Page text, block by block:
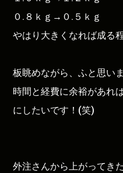
０.８ｋｇ→０.５ｋｇ
やはり大きくなれば成る
板眺めながら、ふと思い
時間と経費に余裕があれ
にしたいです！(笑)
外注さんから上がってき